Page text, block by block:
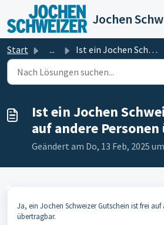
Zum hauptsächlichen Inhalt gehen
Jochen
Start ... Ist ein Jochen Schweizer Gutschein auf andere Personen üb...
Ist ein Jochen
auf andere
Geändert am Do, 13 Feb, 2025
Ja, ein Jochen Schweizer Gutschein ist frei auf
übertragbar.